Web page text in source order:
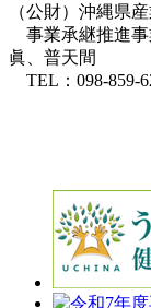
（公財）沖縄県
事業承継推進
眞、普天間
TEL：098-859-